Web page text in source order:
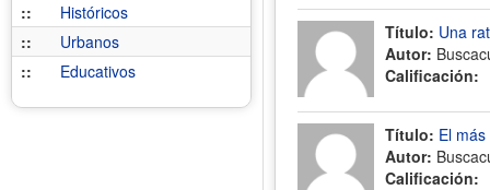
::
Históricos
::
Urbanos
::
Educativos
Título: Una
Autor:
Calificación:
Título: El
Autor:
Calificación: